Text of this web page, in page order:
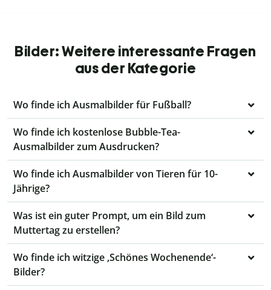
Bilder: Weitere interessante Fragen
aus der Kategorie
Wo finde ich Ausmalbilder für Fußball?
Wo finde ich kostenlose Bubble-Tea-
Ausmalbilder zum Ausdrucken?
Wo finde ich Ausmalbilder von Tieren für 10-
Jährige?
Was ist ein guter Prompt, um ein Bild zum
Muttertag zu erstellen?
Wo finde ich witzige ‚Schönes Wochenende‘-
Bilder?